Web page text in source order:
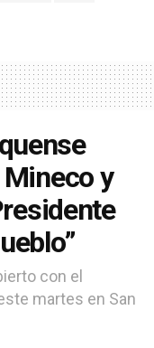
y
con el
martes en San